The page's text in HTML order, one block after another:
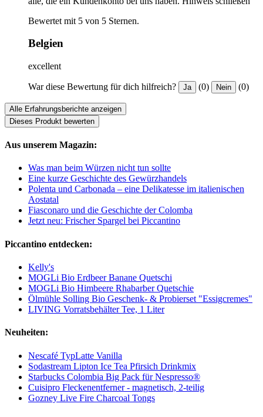
Bewertet mit 5 von 5 Sternen.
Belgien
excellent
War diese Bewertung für dich hilfreich? Ja (0) Nein (0)
Alle Erfahrungsberichte anzeigen
Dieses Produkt bewerten
Aus unserem Magazin:
Was man beim Würzen nicht tun sollte
Eine kurze Geschichte des Gewürzhandels
Polenta und Carbonada – eine Delikatesse im italienischen
Aostatal
Fiasconaro und die Geschichte der Colomba
Jetzt neu: Frischer Spargel bei Piccantino
Piccantino entdecken:
Kelly's
MOGLi Bio Erdbeer Banane Quetschi
MOGLi Bio Himbeere Rhabarber Quetschie
Ölmühle Solling Bio Geschenk- & Probierset "Essigcremes"
LIVING Vorratsbehälter Tee, 1 Liter
Neuheiten:
Nescafé TypLatte Vanilla
Sodastream Lipton Ice Tea Pfirsich Drinkmix
Starbucks Colombia Big Pack für Nespresso®
Cuisipro Fleckenentferner - magnetisch, 2-teilig
Gozney Live Fire Charcoal Tongs